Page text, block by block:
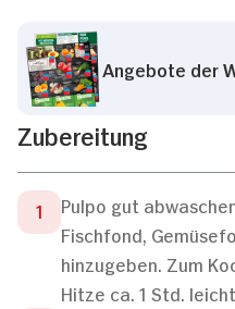
Angebote der
Zubereitung
Pulpo gut
Fischfond,
hinzugeben. Zum
Hitze ca. 1 Std.